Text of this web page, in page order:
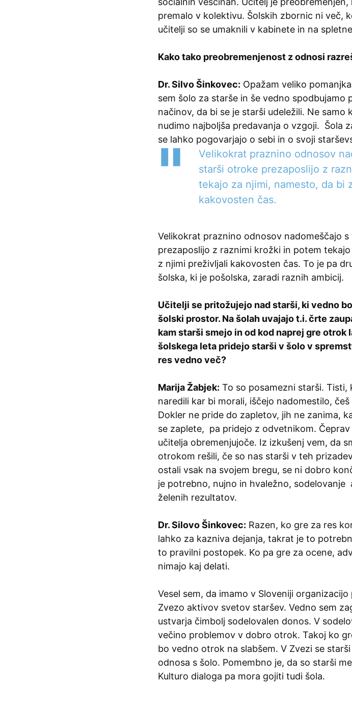
premalo v kolektivu. Šolskih zbornic ni več,
učitelji so se umaknili v kabinete in na
Kako tako preobremenjenost z odnosi
Dr. Silvo Šinkovec: Opažam veliko
sem šolo za starše in še vedno spodbujamo
načinov, da bi se je starši udeležili. Ne samo
nudimo najboljša predavanja o vzgoji. Šola
se lahko pogovarjajo o sebi in o svoji
Velikokrat praznino odnosov
starši otroke prezaposlijo z
tekajo za njimi, namesto, da bi
kakovosten čas.
Velikokrat praznino odnosov nadomeščajo
prezaposlijo z raznimi krožki in potem
z njimi preživljali kakovosten čas. To je pa
šolska, ki je pošolska, zaradi raznih ambicij.
Učitelji se pritožujejo nad starši, ki vedno
šolski prostor. Na šolah uvajajo t.i. črte
kam starši smejo in od kod naprej gre otrok
šolskega leta pridejo starši v šolo v
res vedno več?
Marija Žabjek: To so posamezni starši. Tisti,
naredili kar bi morali, iščejo nadomestilo,
Dokler ne pride do zapletov, jih ne zanima,
se zaplete, pa pridejo z odvetnikom.
učitelja obremenjujoče. Iz izkušenj vem, da
otrokom rešili, če so nas starši v teh
ostali vsak na svojem bregu, se ni dobro
je potrebno, nujno in hvaležno, sodelovanje
želenih rezultatov.
Dr. Silovo Šinkovec: Razen, ko gre za res
lahko za kazniva dejanja, takrat je to
to pravilni postopek. Ko pa gre za ocene,
nimajo kaj delati.
Vesel sem, da imamo v Sloveniji
Zvezo aktivov svetov staršev. Vedno sem
ustvarja čimbolj sodelovalen donos. V
večino problemov v dobro otrok. Takoj ko
bo vedno otrok na slabšem. V Zvezi se
odnosa s šolo. Pomembno je, da so starši
Kulturo dialoga pa mora gojiti tudi šola.